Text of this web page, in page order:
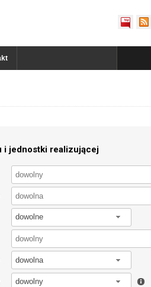
i jednostki realizującej
dowolne
dowolna
dowolny